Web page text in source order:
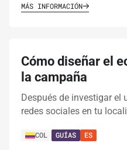
MÁS INFORMACIÓN
Cómo diseñar el
la campaña
Después de investigar el
redes sociales en tu
COL GUÍAS ES